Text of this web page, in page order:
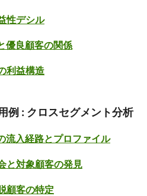
性デシル
良顧客の関係
利益構造
例 : クロスセグメント分析
入経路とプロファイル
対象顧客の発見
顧客の特定